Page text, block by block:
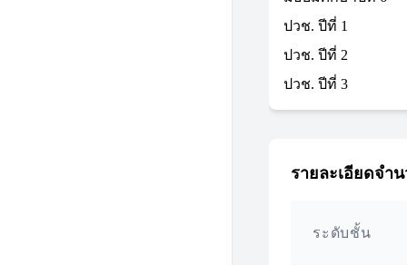
ปวช. ปีที่ 1
ปวช. ปีที่ 2
ปวช. ปีที่ 3
รายละเอียดจำ
ระดับชั้น